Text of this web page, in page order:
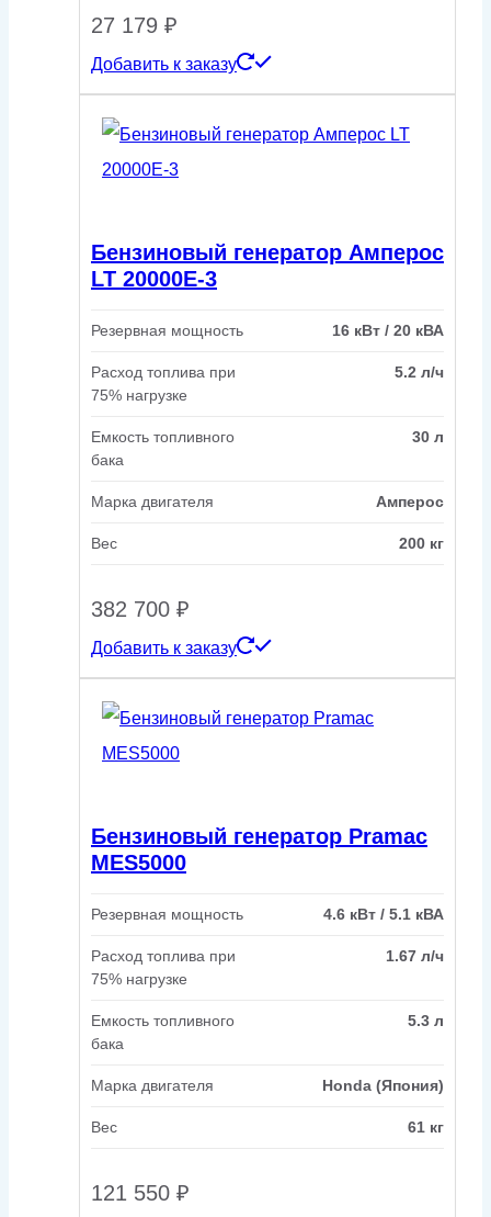
27 179 ₽
Добавить к заказу
Бензиновый генератор Амперос
LT 20000E-3
Резервная мощность 16 кВт / 20 кВА
Расход топлива при
75% нагрузке
5.2 л/ч
Емкость топливного
бака
30 л
Марка двигателя Амперос
Вес 200 кг
382 700 ₽
Добавить к заказу
Бензиновый генератор Pramac
MES5000
Резервная мощность 4.6 кВт / 5.1 кВА
Расход топлива при
75% нагрузке
1.67 л/ч
Емкость топливного
бака
5.3 л
Марка двигателя Honda (Япония)
Вес 61 кг
121 550 ₽